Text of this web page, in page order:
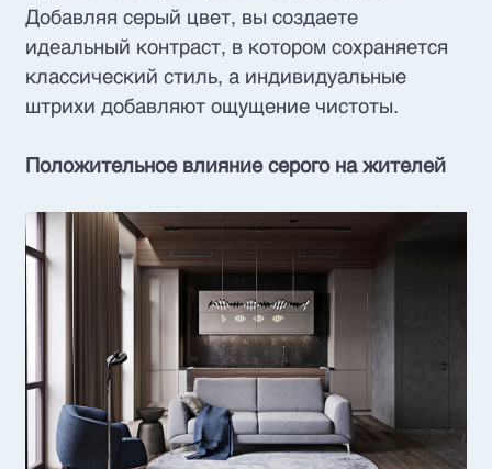
Добавляя серый цвет, вы создаете
идеальный контраст, в котором сохраняется
классический стиль, а индивидуальные
штрихи добавляют ощущение чистоты.
Положительное влияние серого на жителей